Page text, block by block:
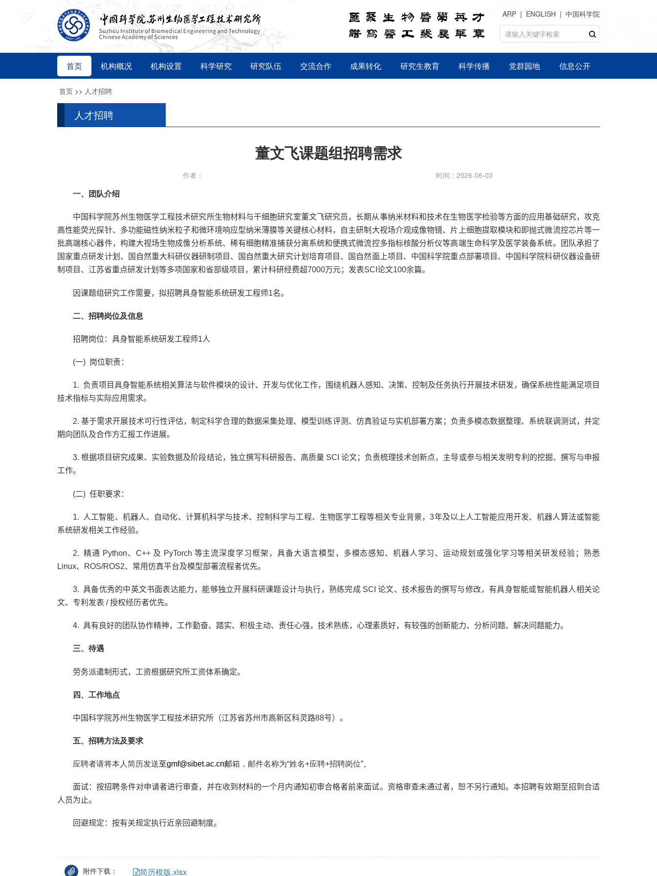
ARP ENGLISH 中国科学院
首页 机构概况 机构设置 科学研究 研究队伍 交流合作 成果转化 研究生教育 科学传播 党群园地 信息公开
首页 >> 人才招聘
人才招聘
董文飞课题组招聘需求
作者： 时间：2026-06-03
一、团队介绍
中国科学院苏州生物医学工程技术研究所生物材料与干细胞研究室董文飞研究员，长期从事纳米材料和技术在生物医学检验等方面的应用基础研究，攻克
高性能荧光探针、多功能磁性纳米粒子和微环境响应型纳米薄膜等关键核心材料，自主研制大视场介观成像物镜、片上细胞提取模块和即抛式微流控芯片等一
批高端核心器件，构建大视场生物成像分析系统、稀有细胞精准捕获分离系统和便携式微流控多指标核酸分析仪等高端生命科学及医学装备系统。团队承担了
国家重点研发计划、国自然重大科研仪器研制项目、国自然重大研究计划培育项目、国自然面上项目、中国科学院重点部署项目、中国科学院科研仪器设备研
制项目、江苏省重点研发计划等多项国家和省部级项目，累计科研经费超7000万元；发表SCI 论文100余篇。
因课题组研究工作需要，拟招聘具身智能系统研发工程师1名。
二、招聘岗位及信息
招聘岗位：具身智能系统研发工程师1人
(一) 岗位职责：
1. 负责项目具身智能系统相关算法与软件模块的设计、开发与优化工作，围绕机器人感知、决策、控制及任务执行开展技术研发，确保系统性能满足项目
技术指标与实际应用需求。
2.基于需求开展技术可行性评估，制定科学合理的数据采集处理、模型训练评测、仿真验证与实机部署方案；负责多模态数据整理、系统联调测试，并定
期向团队及合作方汇报工作进展。
3.根据项目研究成果、实验数据及阶段结论，独立撰写科研报告、高质量 SCI论文；负责梳理技术创新点，主导或参与相关发明专利的挖掘、撰写与申报
工作。
(二) 任职要求：
1. 人工智能、机器人、自动化、计算机科学与技术、控制科学与工程、生物医学工程等相关专业背景，3年及以上人工智能应用开发、机器人算法或智能
系统研发相关工作经验。
2. 精通 Python、 C++ 及 PyTorch 等主流深度学习框架，具备大语言模型，多模态感知、机器人学习、运动规划或强化学习等相关研发经验；熟悉
Linux、 ROS/ROS2、常用仿真平台及模型部署流程者优先。
3. 具备优秀的中英文书面表达能力，能够独立开展科研课题设计与执行，熟练完成 SCI论文、技术报告的撰写与修改，有具身智能或智能机器人相关论
文、专利发表 /授权经历者优先。
4. 具有良好的团队协作精神，工作勤奋、踏实、积极主动、责任心强，技术熟练，心理素质好，有较强的创新能力、分析问题、解决问题能力。
三、待遇
劳务派遣制形式，工资根据研究所工资体系确定。
四、工作地点
中国科学院苏州生物医学工程技术研究所（江苏省苏州市高新区科灵路88号）。
五、招聘方法及要求
应聘者请将本人简历发送至gmf@sibet.ac.cn邮箱，邮件名称为“姓名+应聘+招聘岗位”。
面试：按招聘条件对申请者进行审查，并在收到材料的一个月内通知初审合格者前来面试。资格审查未通过者，恕不另行通知。本招聘有效期至招到合适
人员为止。
回避规定：按有关规定执行近亲回避制度。
附件下载： 简历模版.xlsx